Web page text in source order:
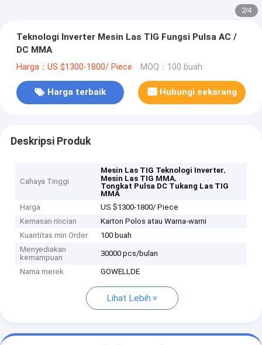
2/4
Teknologi Inverter Mesin Las TIG Fungsi Pulsa AC /
DC MMA
Harga：US $1300-1800/ Piece MOQ：100 buah
Harga terbaik Hubungi sekarang
Deskripsi Produk
Cahaya Tinggi
Mesin Las TIG Teknologi Inverter,
Mesin Las TIG MMA,
Tongkat Pulsa DC Tukang Las TIG
MMA
Harga
US $1300-1800/ Piece
Kemasan rincian
Karton Polos atau Warna-warni
Kuantitas min Order
100 buah
Menyediakan
kemampuan
30000 pcs/bulan
Nama merek GOWELLDE
Lihat Lebih